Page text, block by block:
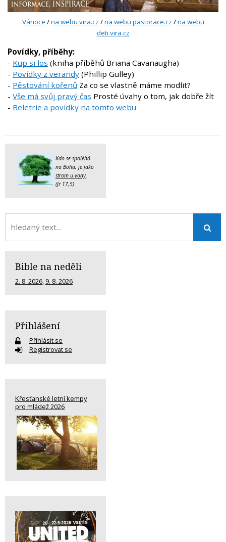
Vánoce /na webu vira.cz /na webu pastorace.cz /na webu
deti.vira.cz
Povídky, příběhy:
- Kup si los (kniha příběhů Briana Cavanaugha)
- Povídky z verandy (Phillip Gulley)
- Pěstování kořenů Za co se vlastně máme modlit?
- Vše má svůj pravý čas Prosté úvahy o tom, jak dobře žít
- Beletrie a povídky na tomto webu
Kdo se spoléhá
na Boha, je jako
strom u vody.
(Jr 17,5)
Bible na neděli
2. 8. 2026, 9. 8. 2026
Přihlášení
Přihlásit se
Registrovat se
Křesťanské letní kempy
pro mládež 2026